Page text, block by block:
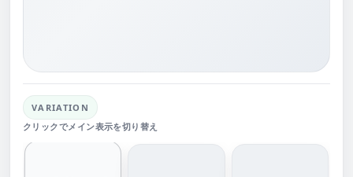
VARIATION
クリックでメイン表示を切り替え